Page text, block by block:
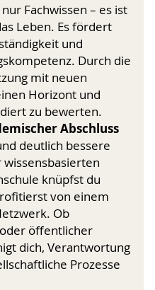
Fachwissen – es ist
Leben. Es fördert
und
Durch die
mit neuen
Horizont und
zu bewerten.
Abschluss
deutlich bessere
knüpfst du
von einem
Ob
öffentlicher
dich, Verantwortung
Prozesse